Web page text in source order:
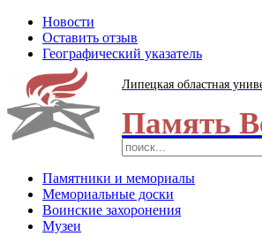
Новости
Оставить отзыв
Географический указатель
Липецкая областная
Память
Памятники и мемориалы
Мемориальные доски
Воинские захоронения
Музеи